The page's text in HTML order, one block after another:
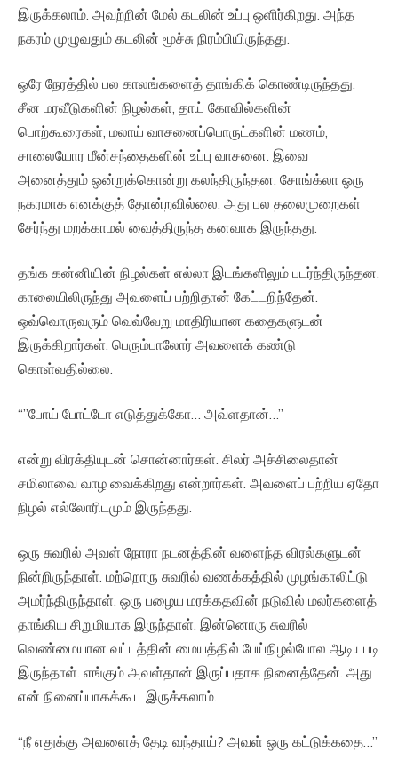
இருக்கலாம். அவற்றின் மேல் கடலின் உப்பு ஒளிர்கிறது. அந்த
நகரம் முழுவதும் கடலின் மூச்சு நிரம்பியிருந்தது.
ஒரே நேரத்தில் பல காலங்களைத் தாங்கிக் கொண்டிருந்தது.
சீன மரவீடுகளின் நிழல்கள், தாய் கோவில்களின்
பொற்கூரைகள், மலாய் வாசனைப்பொருட்களின் மணம்,
சாலையோர மீன்சந்தைகளின் உப்பு வாசனை. இவை
அனைத்தும் ஒன்றுக்கொன்று கலந்திருந்தன. சோங்க்லா ஒரு
நகரமாக எனக்குத் தோன்றவில்லை. அது பல தலைமுறைகள்
சேர்ந்து மறக்காமல் வைத்திருந்த கனவாக இருந்தது.
தங்க கன்னியின் நிழல்கள் எல்லா இடங்களிலும் படர்ந்திருந்தன.
காலையிலிருந்து அவளைப் பற்றிதான் கேட்டறிந்தேன்.
ஒவ்வொருவரும் வெவ்வேறு மாதிரியான கதைகளுடன்
இருக்கிறார்கள். பெரும்பாலோர் அவளைக் கண்டு
கொள்வதில்லை.
“”போய் போட்டோ எடுத்துக்கோ… அவ்ளதான்…”
என்று விரக்தியுடன் சொன்னார்கள். சிலர் அச்சிலைதான்
சமிலாவை வாழ வைக்கிறது என்றார்கள். அவளைப் பற்றிய ஏதோ
நிழல் எல்லோரிடமும் இருந்தது.
ஒரு சுவரில் அவள் நோரா நடனத்தின் வளைந்த விரல்களுடன்
நின்றிருந்தாள். மற்றொரு சுவரில் வணக்கத்தில் முழங்காலிட்டு
அமர்ந்திருந்தாள். ஒரு பழைய மரக்கதவின் நடுவில் மலர்களைத்
தாங்கிய சிறுமியாக இருந்தாள். இன்னொரு சுவரில்
வெண்மையான வட்டத்தின் மையத்தில் பேய்நிழல்போல ஆடியபடி
இருந்தாள். எங்கும் அவள்தான் இருப்பதாக நினைத்தேன். அது
என் நினைப்பாகக்கூட இருக்கலாம்.
“நீ எதுக்கு அவளைத் தேடி வந்தாய்? அவள் ஒரு கட்டுக்கதை…”